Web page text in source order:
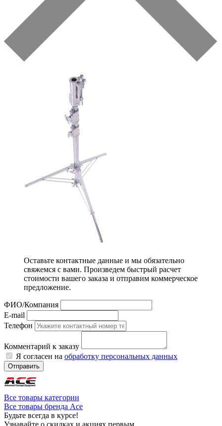
Оставьте контактные данные и мы обязательно
свяжемся с вами. Произведем быстрый расчет
стоимости вашего заказа и отправим коммерческое
предложение.
ФИО/Компания
E-mail
Телефон
Комментарий к заказу
Я согласен на обработку персональных данных
Отправить
Все товары категории
Все товары бренда Ace
Будьте всегда в курсе!